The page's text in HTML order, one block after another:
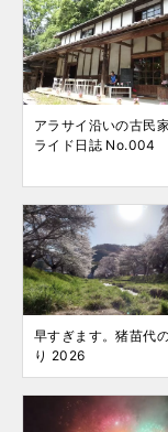
アラサイ沿いの古民
ライド日誌 No.004
早すぎます。猪苗代
り 2026